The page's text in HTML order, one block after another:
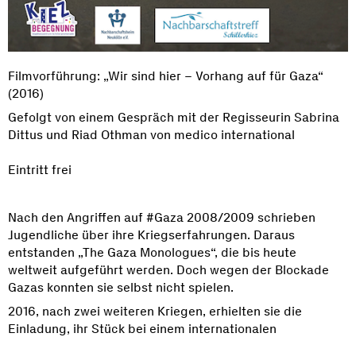
Filmvorführung: „Wir sind hier – Vorhang auf für Gaza“
(2016)
Gefolgt von einem Gespräch mit der Regisseurin Sabrina
Dittus und Riad Othman von medico international
Eintritt frei
Nach den Angriffen auf #Gaza 2008/2009 schrieben
Jugendliche über ihre Kriegserfahrungen. Daraus
entstanden „The Gaza Monologues“, die bis heute
weltweit aufgeführt werden. Doch wegen der Blockade
Gazas konnten sie selbst nicht spielen.
2016, nach zwei weiteren Kriegen, erhielten sie die
Einladung, ihr Stück bei einem internationalen